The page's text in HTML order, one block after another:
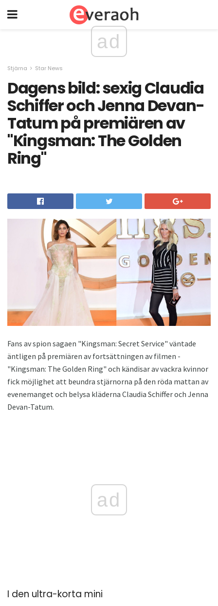
ad
Stjärna Star News
Dagens bild: sexig Claudia
Schiffer och Jenna Devan-
Tatum på premiären av
"Kingsman: The Golden
Ring"
Fans av spion sagaen "Kingsman: Secret Service" väntade
äntligen på premiären av fortsättningen av filmen -
"Kingsman: The Golden Ring" och kändisar av vackra kvinnor
fick möjlighet att beundra stjärnorna på den röda mattan av
evenemanget och belysa kläderna Claudia Schiffer och Jenna
Devan-Tatum.
ad
I den ultra-korta mini